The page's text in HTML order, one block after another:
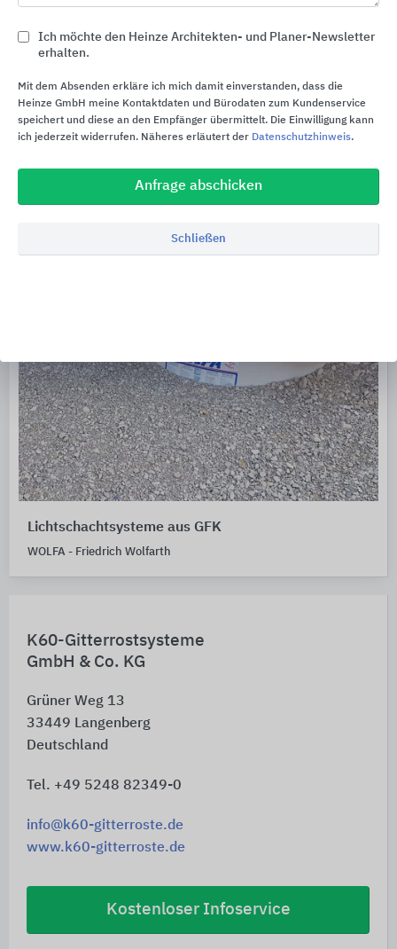
K60-Gitterrostsysteme
GmbH & Co. KG
Grüner Weg 13
33449 Langenberg
Deutschland
Tel. +49 5248 82349-0
info@k60-gitterroste.de
www.k60-gitterroste.de
Kostenloser Infoservice
BMI Deutschland BRAAS
Lichtschachtsysteme aus GFK
WOLFA - Friedrich Wolfarth
Ich möchte den Heinze Architekten- und Planer-Newsletter
erhalten.
Mit dem Absenden erkläre ich mich damit einverstanden, dass die
Heinze GmbH meine Kontaktdaten und Bürodaten zum Kundenservice
speichert und diese an den Empfänger übermittelt. Die Einwilligung kann
ich jederzeit widerrufen. Näheres erläutert der Datenschutzhinweis.
Anfrage abschicken
Schließen